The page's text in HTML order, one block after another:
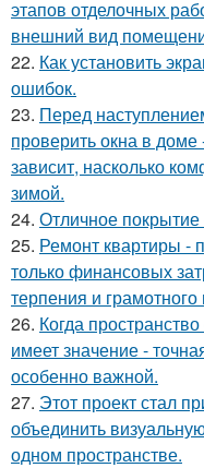
этапов отделочных
внешний вид
22. Как установить
ошибок.
23. Перед
проверить окна в
зависит, насколько
зимой.
24. Отличное
25. Ремонт квартиры -
только финансовых
терпения и
26. Когда
имеет значение -
особенно важной.
27. Этот проект стал
объединить
одном пространстве.